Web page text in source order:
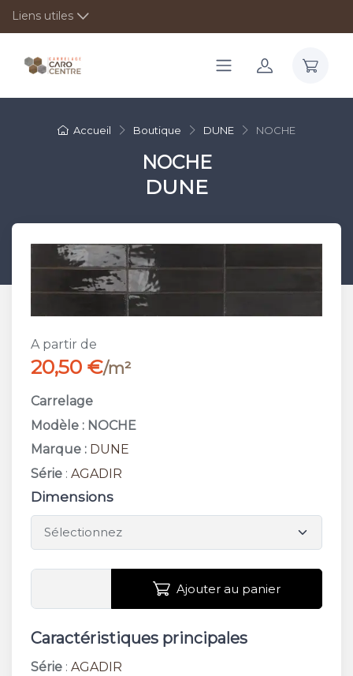
Liens utiles
Accueil Boutique DUNE NOCHE
NOCHE
DUNE
A partir de
20,50 €/m²
Carrelage
Modèle : NOCHE
Marque : DUNE
Série : AGADIR
Dimensions
Ajouter au panier
Caractéristiques principales
Série : AGADIR